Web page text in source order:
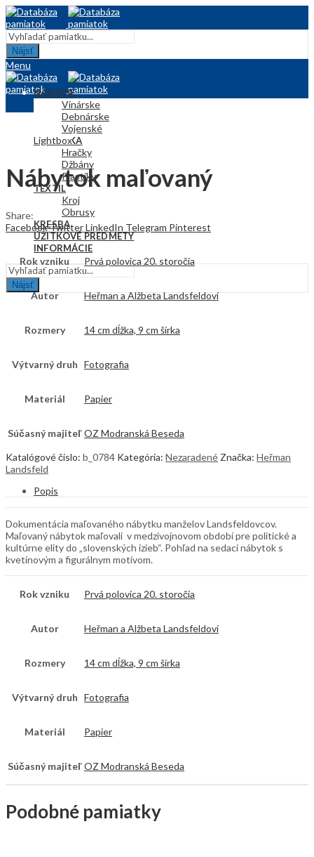
Nájsť
Menu
NÁRADIE
Vinárske
Debnárske
Vojenské
KERAMIKA
Hračky
Džbány
Plastiky
TEXTIL
Kroj
Obrusy
KRESBA
ÚŽITKOVÉ PREDMETY
INFORMÁCIE
Nájsť
Lightbox
Nábytok maľovaný
Share:
FacebookTwitterLinkedIn Telegram Pinterest
Rok vzniku Prvá polovica 20. storočia
Autor Heřman a Alžbeta Landsfeldoví
Rozmery 14 cm dĺžka, 9 cm šírka
Výtvarný druh Fotografia
Materiál Papier
Súčasný majiteľ OZ Modranská Beseda
Katalógové číslo: b_0784 Kategória: Nezaradené Značka: Heřman
Landsfeld
Popis
Dokumentácia maľovaného nábytku manželov Landsfeldovcov.
Maľovaný nábytok maľovali v medzivojnovom období pre politické a
kultúrne elity do „slovenských izieb“. Pohľad na sedací nábytok s
kvetinovým a figurálnym motívom.
Rok vzniku Prvá polovica 20. storočia
Autor Heřman a Alžbeta Landsfeldoví
Rozmery 14 cm dĺžka, 9 cm šírka
Výtvarný druh Fotografia
Materiál Papier
Súčasný majiteľ OZ Modranská Beseda
Podobné pamiatky